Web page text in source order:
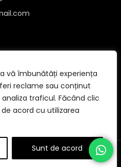
vă îmbunătăți experiența
reclame sau conținut
traficul. Făcând clic
acord cu utilizarea
Sunt de acord